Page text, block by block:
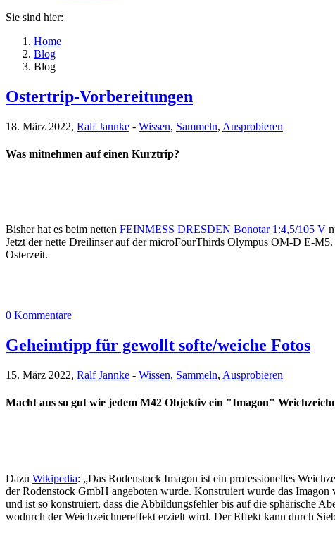
Sie sind hier:
Home
Blog
Blog
Ostertrip-Vorbereitungen
18. März 2022, Ralf Jannke - Wissen, Sammeln, Ausprobieren
Was mitnehmen auf einen Kurztrip?
Bisher hat es beim netten FEINMESS DRESDEN Bonotar 1:4,5/105 V
Jetzt der nette Dreilinser auf der microFourThirds Olympus OM-D E-
Osterzeit.
0 Kommentare
Geheimtipp für gewollt softe/weiche Fotos
15. März 2022, Ralf Jannke - Wissen, Sammeln, Ausprobieren
Macht aus so gut wie jedem M42 Objektiv ein "Imagon"
Dazu Wikipedia: „Das Rodenstock Imagon ist ein professionelles
der Rodenstock GmbH angeboten wurde. Konstruiert wurde das
und ist so konstruiert, dass die Abbildungsfehler bis auf die sphärische
wodurch der Weichzeichnereffekt erzielt wird. Der Effekt kann durch